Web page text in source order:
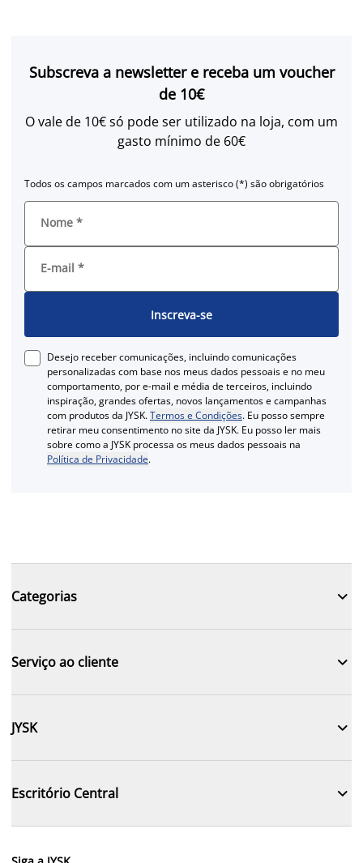
Subscreva a newsletter e receba um voucher
de 10€
O vale de 10€ só pode ser utilizado na loja, com um
gasto mínimo de 60€
Todos os campos marcados com um asterisco (*) são obrigatórios
Nome *
E-mail *
Inscreva-se
Desejo receber comunicações, incluindo comunicações
personalizadas com base nos meus dados pessoais e no meu
comportamento, por e-mail e média de terceiros, incluindo
inspiração, grandes ofertas, novos lançamentos e campanhas
com produtos da JYSK.Termos e Condições. Eu posso sempre
retirar meu consentimento no site da JYSK. Eu posso ler mais
sobre como a JYSK processa os meus dados pessoais na
Política de Privacidade.
Categorias 
Serviço ao cliente 
JYSK 
Escritório Central 